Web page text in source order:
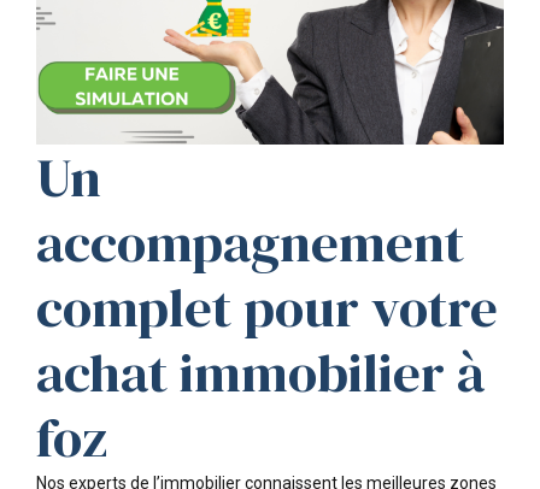
Un
accompagnement
complet pour votre
achat immobilier à
foz
Nos experts de l’immobilier connaissent les meilleures zones